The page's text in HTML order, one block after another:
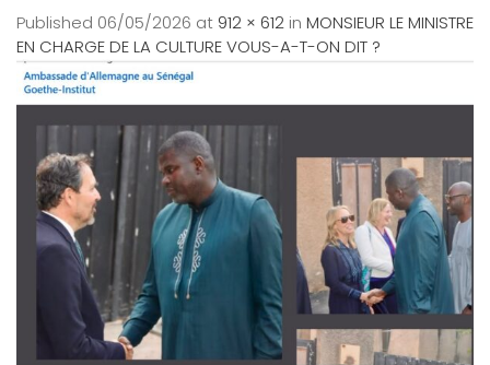
Published 06/05/2026 at 912 × 612 in MONSIEUR LE MINISTRE
EN CHARGE DE LA CULTURE VOUS-A-T-ON DIT ?